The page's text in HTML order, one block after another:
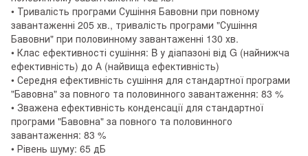
• Тривалість програми Сушіння Бавовни при повному
завантаженні 205 хв., тривалість програми "Сушіння
Бавовни" при половинному завантаженні 130 хв.
• Клас ефективності сушіння: B у діапазоні від G (найнижча
ефективність) до А (найвища ефективність)
• Середня ефективність сушіння для стандартної програми
"Бавовна" за повного та половинного завантаження: 83 %
• Зважена ефективність конденсації для стандартної
програми "Бавовна" за повного та половинного
завантаження: 83 %
• Рівень шуму: 65 дБ